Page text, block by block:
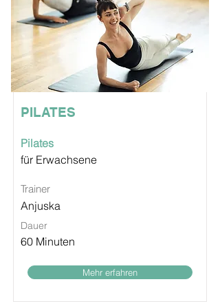
PILATES
Pilates
für Erwachsene
Trainer
Anjuska
Dauer
60 Minuten
Mehr erfahren